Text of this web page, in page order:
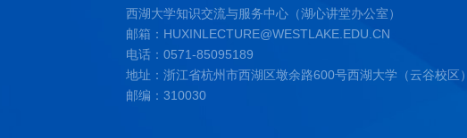
西湖大学知识交流与服务中心（湖心讲堂办公室）
邮箱：HUXINLECTURE@WESTLAKE.EDU.CN
电话：0571-85095189
地址：浙江省杭州市西湖区墩余路600号西湖大学（云谷校区）
邮编：310030